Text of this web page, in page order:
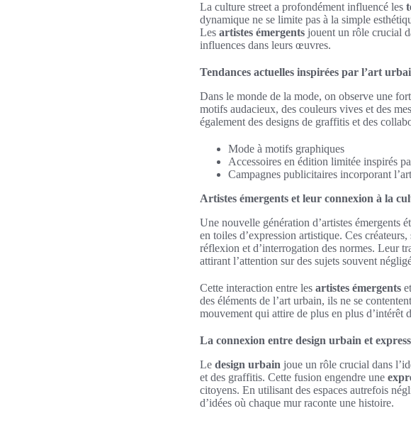
La culture street a profondément influencé les
dynamique ne se limite pas à la simple
Les artistes émergents jouent un rôle crucial
influences dans leurs œuvres.
Tendances actuelles inspirées par l’art
Dans le monde de la mode, on observe une
motifs audacieux, des couleurs vives et des
également des designs de graffitis et des
Mode à motifs graphiques
Accessoires en édition limitée inspirés
Campagnes publicitaires incorporant
Artistes émergents et leur connexion à la
Une nouvelle génération d’artistes émergents
en toiles d’expression artistique. Ces
réflexion et d’interrogation des normes. Leur
attirant l’attention sur des sujets souvent
Cette interaction entre les artistes émergents
des éléments de l’art urbain, ils ne se
mouvement qui attire de plus en plus d’intérêt
La connexion entre design urbain et
Le design urbain joue un rôle crucial dans
et des graffitis. Cette fusion engendre une
citoyens. En utilisant des espaces autrefois
d’idées où chaque mur raconte une histoire.